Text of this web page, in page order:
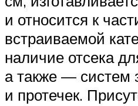
и относится к
встраиваемой
наличие отсека
а также — систем
и протечек.